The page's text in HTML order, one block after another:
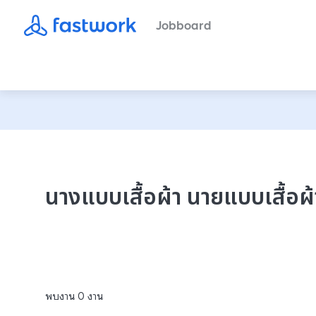
Jobboard
นางแบบเสื้อผ้า นายแบบเสื้อ
พบงาน 0 งาน